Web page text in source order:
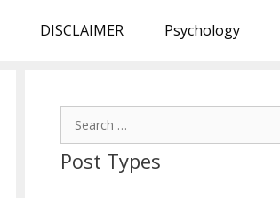
DISCLAIMER Psychology
Post Types